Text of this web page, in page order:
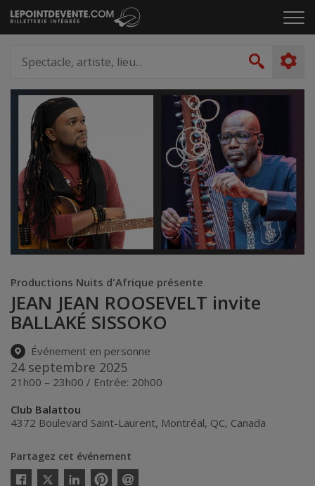
Passer
au
le
artiste,
lieu...
Productions Nuits d'Afrique présente
JEAN JEAN ROOSEVELT invite
BALLAKÉ SISSOKO
Événement en personne
24 septembre 2025
21h00 – 23h00 / Entrée: 20h00
Club Balattou
4372 Boulevard Saint-Laurent, Montréal, QC, Canada
Partagez cet événement
Twitter